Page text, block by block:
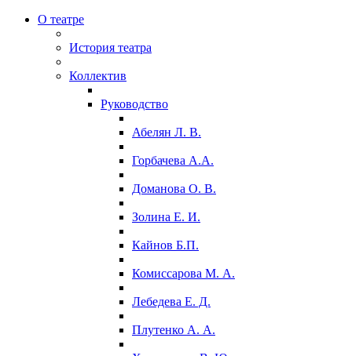
О театре
История театра
Коллектив
Руководство
Абелян Л. В.
Горбачева А.А.
Доманова О. В.
Золина Е. И.
Кайнов Б.П.
Комиссарова М. А.
Лебедева Е. Д.
Плутенко А. А.